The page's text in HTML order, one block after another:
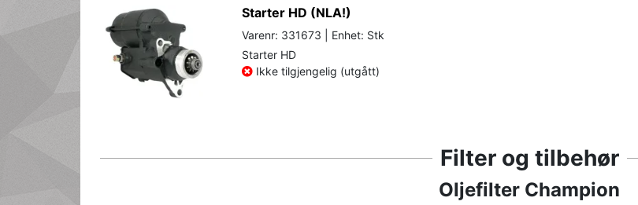
Starter HD (NLA!)
Varenr: 331673 | Enhet: Stk
Starter HD
Ikke tilgjengelig (utgått)
Filter og tilbehør
Oljefilter Champion